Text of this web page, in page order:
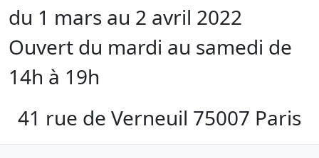
du 1 mars au 2 avril 2022
Ouvert du mardi au samedi de
14h à 19h
41 rue de Verneuil 75007 Paris